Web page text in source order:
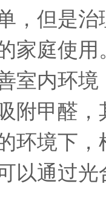
，但是
家庭使用
室内环
附甲醛
环境下
以通过